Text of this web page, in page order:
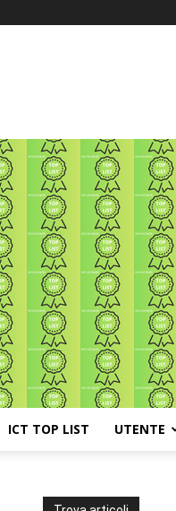
ICT TOP LIST UTENTE